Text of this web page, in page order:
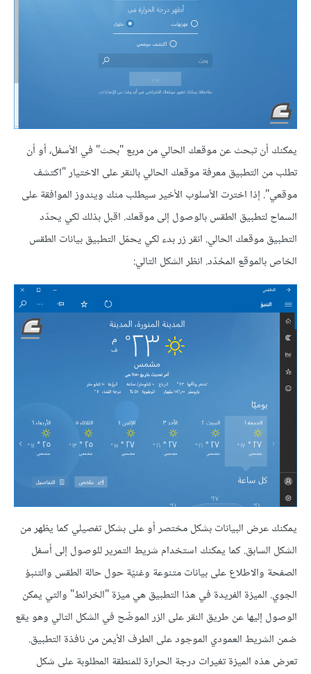
يمكنك أن تبحث عن موقعك الحالي من مربع "بحث" في الأسفل، أو أن
تطلب من التطبيق معرفة موقعك الحالي بالنقر على الاختيار "اكتشف
موقعي". إذا اخترت الأسلوب الأخير سيطلب منك ويندوز الموافقة على
السماح لتطبيق الطقس بالوصول إلى موقعك. اقبل بذلك لكي يحدّد
التطبيق موقعك الحالي. انقر زر بدء لكي يحمّل التطبيق بيانات الطقس
الخاص بالموقع المحُدّد. انظر الشكل التالي:
يمكنك عرض البيانات بشكل مختصر أو على بشكل تفصيلي كما يظهر من
الشكل السابق. كما يمكنك استخدام شريط التمرير للوصول إلى أسفل
الصفحة والاطلاع على بيانات متنوعة وغنيّة حول حالة الطقس والتنبؤ
الجوي. الميزة الفريدة في هذا التطبيق هي ميزة "الخرائط" والتي يمكن
الوصول إليها عن طريق النقر على الزر الموضّح في الشكل التالي وهو يقع
ضمن الشريط العمودي الموجود على الطرف الأيمن من نافذة التطبيق.
تعرض هذه الميزة تغيرات درجة الحرارة للمنطقة المطلوبة على شكل